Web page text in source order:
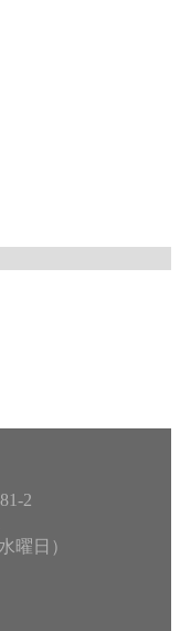
2
曜日）